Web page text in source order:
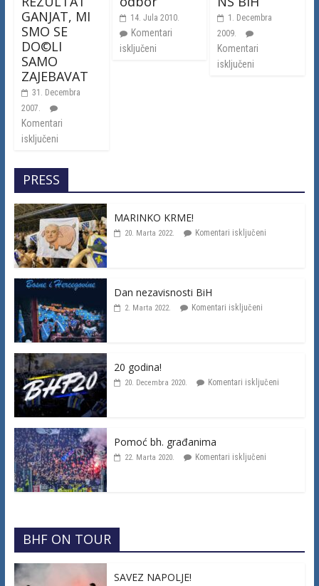
GANJAT, MI
SMO SE
DO©LI
SAMO
ZAJEBAVAT
31. Decembra
2007.
Komentari
isključeni
14. Jula 2010.
Komentari
isključeni
1. Decembra
2009.
Komentari
isključeni
PRESS
MARINKO KRME!
20. Marta 2022. Komentari isključeni
Dan nezavisnosti BiH
2. Marta 2022. Komentari isključeni
20 godina!
20. Decembra 2020. Komentari isključeni
Pomoć bh. građanima
22. Marta 2020. Komentari isključeni
BHF ON TOUR
SAVEZ NAPOLJE!